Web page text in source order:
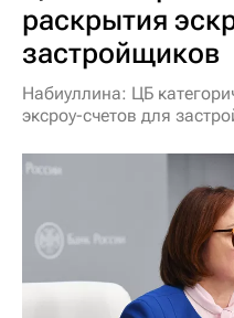
раскрытия
застройщиков
Набиуллина: ЦБ
эксроу-счетов для